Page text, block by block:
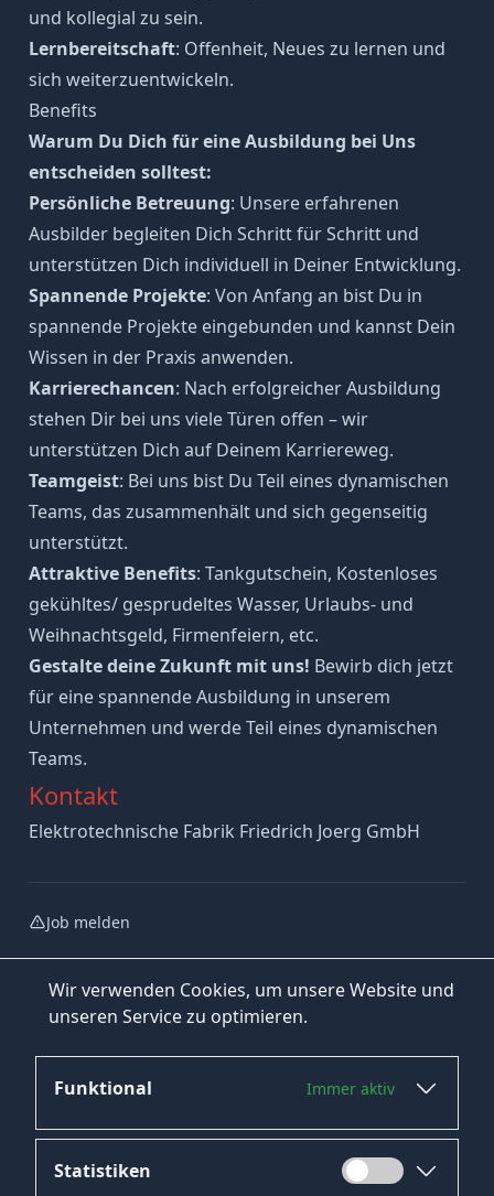
Wir verwenden Cookies, um unsere Website und
unseren Service zu optimieren.
Funktional Immer aktiv
Statistiken
und kollegial zu sein.
Lernbereitschaft: Offenheit, Neues zu lernen und
sich weiterzuentwickeln.
Benefits
Warum Du Dich für eine Ausbildung bei Uns
entscheiden solltest:
Persönliche Betreuung: Unsere erfahrenen
Ausbilder begleiten Dich Schritt für Schritt und
unterstützen Dich individuell in Deiner Entwicklung.
Spannende Projekte: Von Anfang an bist Du in
spannende Projekte eingebunden und kannst Dein
Wissen in der Praxis anwenden.
Karrierechancen: Nach erfolgreicher Ausbildung
stehen Dir bei uns viele Türen offen – wir
unterstützen Dich auf Deinem Karriereweg.
Teamgeist: Bei uns bist Du Teil eines dynamischen
Teams, das zusammenhält und sich gegenseitig
unterstützt.
Attraktive Benefits: Tankgutschein, Kostenloses
gekühltes/ gesprudeltes Wasser, Urlaubs- und
Weihnachtsgeld, Firmenfeiern, etc.
Gestalte deine Zukunft mit uns! Bewirb dich jetzt
für eine spannende Ausbildung in unserem
Unternehmen und werde Teil eines dynamischen
Teams.
Kontakt
Elektrotechnische Fabrik Friedrich Joerg GmbH
Job melden
Jetzt bewerben